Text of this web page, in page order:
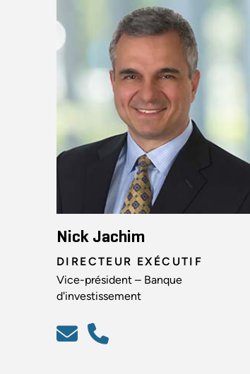
Nick Jachim
DIRECTEUR EXÉCUTIF
Vice-président – Banque
d'investissement